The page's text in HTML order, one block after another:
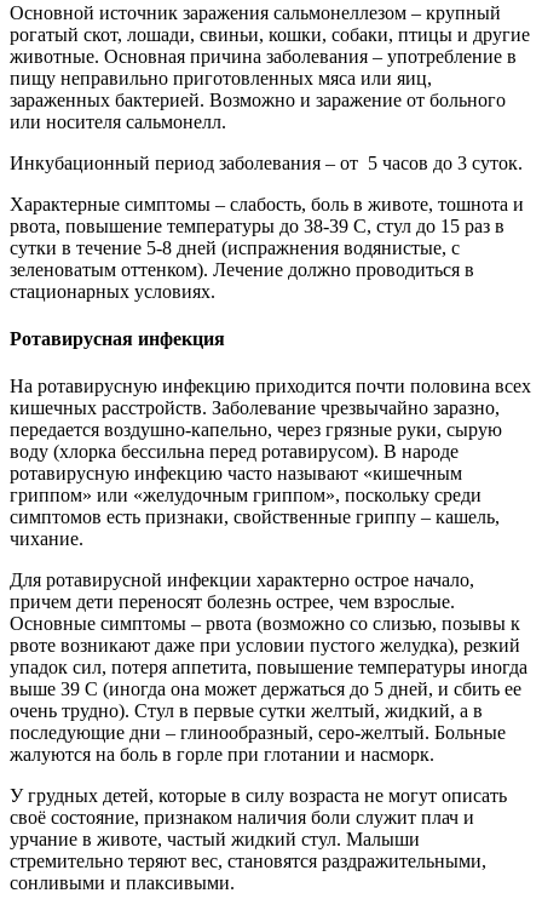
Основной источник заражения сальмонеллезом – крупный
рогатый скот, лошади, свиньи, кошки, собаки, птицы и другие
животные. Основная причина заболевания – употребление в
пищу неправильно приготовленных мяса или яиц,
зараженных бактерией. Возможно и заражение от больного
или носителя сальмонелл.
Инкубационный период заболевания – от 5 часов до 3 суток.
Характерные симптомы – слабость, боль в животе, тошнота и
рвота, повышение температуры до 38-39 С, стул до 15 раз в
сутки в течение 5-8 дней (испражнения водянистые, с
зеленоватым оттенком). Лечение должно проводиться в
стационарных условиях.
Ротавирусная инфекция
На ротавирусную инфекцию приходится почти половина всех
кишечных расстройств. Заболевание чрезвычайно заразно,
передается воздушно-капельно, через грязные руки, сырую
воду (хлорка бессильна перед ротавирусом). В народе
ротавирусную инфекцию часто называют «кишечным
гриппом» или «желудочным гриппом», поскольку среди
симптомов есть признаки, свойственные гриппу – кашель,
чихание.
Для ротавирусной инфекции характерно острое начало,
причем дети переносят болезнь острее, чем взрослые.
Основные симптомы – рвота (возможно со слизью, позывы к
рвоте возникают даже при условии пустого желудка), резкий
упадок сил, потеря аппетита, повышение температуры иногда
выше 39 С (иногда она может держаться до 5 дней, и сбить ее
очень трудно). Стул в первые сутки желтый, жидкий, а в
последующие дни – глинообразный, серо-желтый. Больные
жалуются на боль в горле при глотании и насморк.
У грудных детей, которые в силу возраста не могут описать
своё состояние, признаком наличия боли служит плач и
урчание в животе, частый жидкий стул. Малыши
стремительно теряют вес, становятся раздражительными,
сонливыми и плаксивыми.